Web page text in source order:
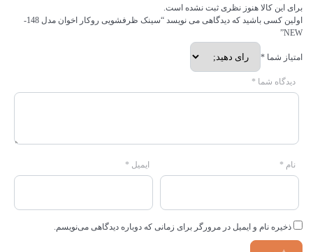
برای این کالا هنوز نظری ثبت نشده است.
اولین کسی باشید که دیدگاهی می نویسد “سینک ظرفشویی روکار اخوان مدل 148-
NEW”
امتیاز شما *
دیدگاه شما *
نام * ایمیل *
ذخیره نام و ایمیل در مرورگر برای زمانی که دوباره دیدگاهی می‌نویسم.